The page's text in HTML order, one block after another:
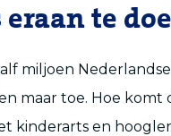
eraan te
miljoen
maar toe. Hoe komt
kinderarts en